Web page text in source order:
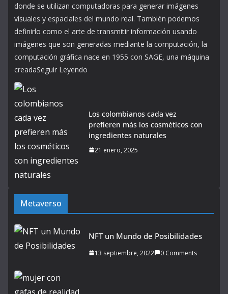
donde se utilizan computadoras para generar imágenes
visuales y espaciales del mundo real. También podemos
definirlo como el arte de transmitir información usando
imágenes que son generadas mediante la computación, la
computación gráfica nace en 1955 con SAGE, una máquina
creadaSeguir Leyendo
Los colombianos cada vez
prefieren más los cosméticos con
ingredientes naturales
21 enero, 2025
Metaverso
NFT un Mundo de Posibilidades
13 septiembre, 2022 0 Comments